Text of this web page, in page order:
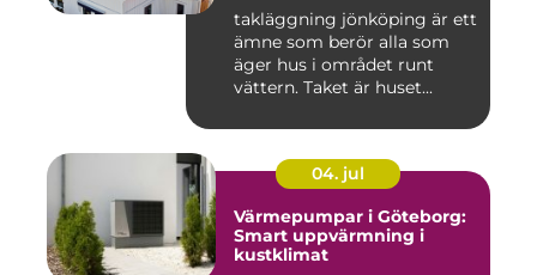
takläggning jönköping är ett
ämne som berör alla som
äger hus i området runt
vättern. Taket är huset...
04. jul
Värmepumpar i Göteborg:
Smart uppvärmning i
kustklimat